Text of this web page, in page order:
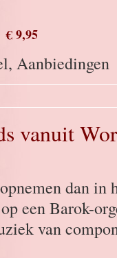
€ 9,95
Aanbiedingen
vanuit
dan in
een Barok-
van